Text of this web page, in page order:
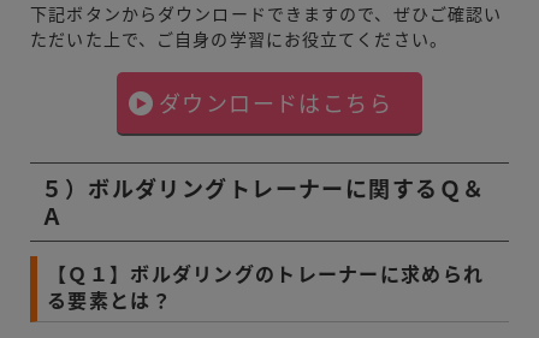
下記ボタンからダウンロードできますので、ぜひご確認い
ただいた上で、ご自身の学習にお役立てください。
ダウンロードはこちら
５）ボルダリングトレーナーに関するＱ＆
Ａ
【Ｑ１】ボルダリングのトレーナーに求められ
る要素とは？